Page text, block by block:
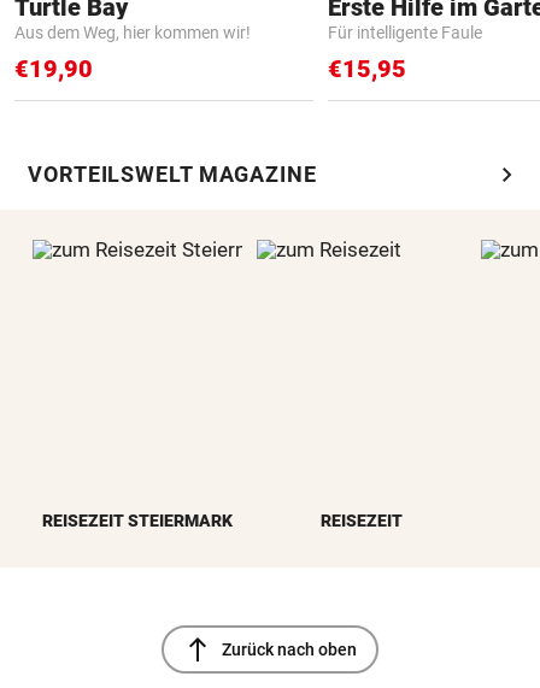
Turtle Bay
Aus dem Weg, hier kommen wir!
€19,90
Erste Hilfe im
Für intelligente Faule
€15,95
VORTEILSWELT MAGAZINE chevron_right
REISEZEIT STEIERMARK REISEZEIT
north Zurück nach oben